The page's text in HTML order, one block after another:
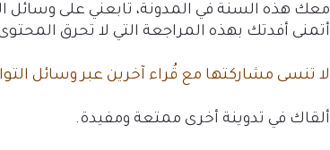
معك هذه السنة في المدونة، تابعني على وسائل
أتمنى أفدتك بهذه المراجعة التي لا تحرق
لا تنسى مشاركتها مع قُراء آخرين عبر وسائل
ألقاك في تدوينة أخرى ممتعة ومفيدة.